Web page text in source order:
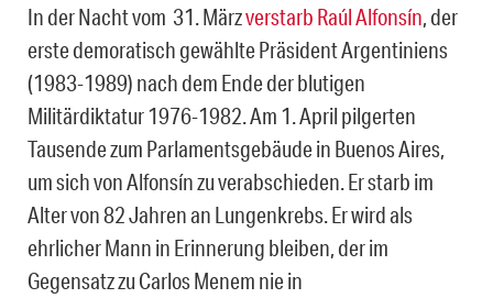
In der Nacht vom 31. Märzverstarb Raúl Alfonsín, der
erste demoratisch gewählte Präsident Argentiniens
(1983-1989) nach dem Ende der blutigen
Militärdiktatur 1976-1982. Am 1. April pilgerten
Tausende zum Parlamentsgebäude in Buenos Aires,
um sich von Alfonsín zu verabschieden. Er starb im
Alter von 82 Jahren an Lungenkrebs. Er wird als
ehrlicher Mann in Erinnerung bleiben, der im
Gegensatz zu Carlos Menem nie in